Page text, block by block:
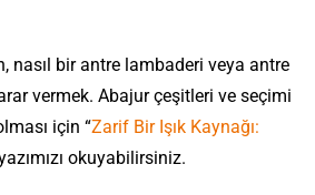
nasıl bir antre lambaderi veya antre
vermek. Abajur çeşitleri ve seçimi
için “Zarif Bir Işık Kaynağı:
okuyabilirsiniz.